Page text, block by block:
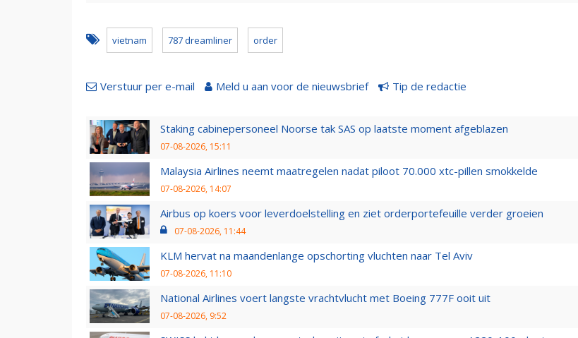
vietnam 787 dreamliner order
Verstuur per e-mail Meld u aan voor de nieuwsbrief Tip de redactie
Staking cabinepersoneel Noorse tak SAS op laatste moment afgeblazen
07-08-2026, 15:11
Malaysia Airlines neemt maatregelen nadat piloot 70.000 xtc-pillen smokkelde
07-08-2026, 14:07
Airbus op koers voor leverdoelstelling en ziet orderportefeuille verder groeien
07-08-2026, 11:44
KLM hervat na maandenlange opschorting vluchten naar Tel Aviv
07-08-2026, 11:10
National Airlines voert langste vrachtvlucht met Boeing 777F ooit uit
07-08-2026, 9:52